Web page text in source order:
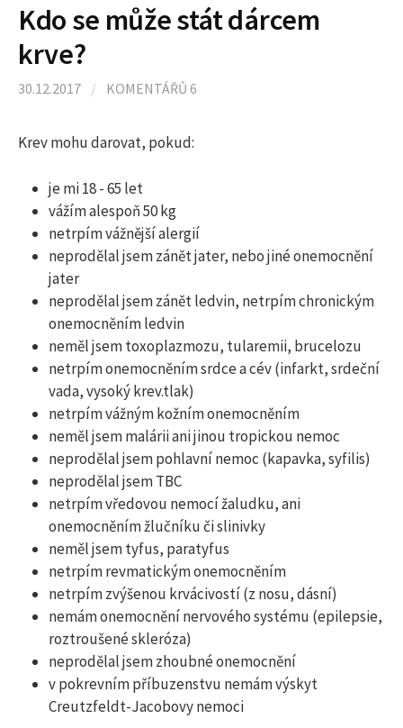
á
v
á
í
Kdo se může stát dárcem
krve?
30.12.2017 / KOMENTÁŘŮ 6
Krev mohu darovat, pokud:
je mi 18 ­- 65 let
vážím alespoň 50 kg
netrpím vážnější alergií
neprodělal jsem zánět jater, nebo jiné onemocnění
jater
neprodělal jsem zánět ledvin, netrpím chronickým
onemocněním ledvin
neměl jsem toxoplazmozu, tularemii, brucelozu
netrpím onemocněním srdce a cév (infarkt, srdeční
vada, vysoký krev.tlak)
netrpím vážným kožním onemocněním
neměl jsem malárii ani jinou tropickou nemoc
neprodělal jsem pohlavní nemoc (kapavka, syfilis)
neprodělal jsem TBC
netrpím vředovou nemocí žaludku, ani
onemocněním žlučníku či slinivky
neměl jsem tyfus, paratyfus
netrpím revmatickým onemocněním
netrpím zvýšenou krvácivostí (z nosu, dásní)
nemám onemocnění nervového systému (epilepsie,
roztroušené skleróza)
neprodělal jsem zhoubné onemocnění
v pokrevním příbuzenstvu nemám výskyt
Creutzfeldt-Jacobovy nemoci